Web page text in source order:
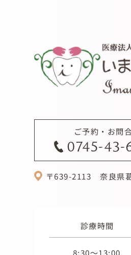
ご予約・お問
0745-43-
〒639-2113奈良県
診療時間
8:30～13:00